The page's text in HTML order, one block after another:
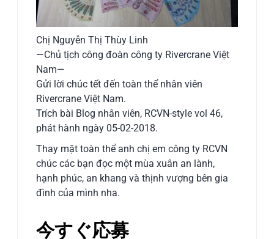
Chị Nguyễn Thị Thùy Linh
—Chủ tịch công đoàn công ty Rivercrane Việt
Nam—
Gửi lời chúc tết đến toàn thể nhân viên
Rivercrane Việt Nam.
Trích bài Blog nhân viên, RCVN-style vol 46,
phát hành ngày 05-02-2018.
Thay mặt toàn thể anh chị em công ty RCVN
chúc các bạn đọc một mùa xuân an lành,
hạnh phúc, an khang và thịnh vượng bên gia
đình của mình nha.
今すぐ応募